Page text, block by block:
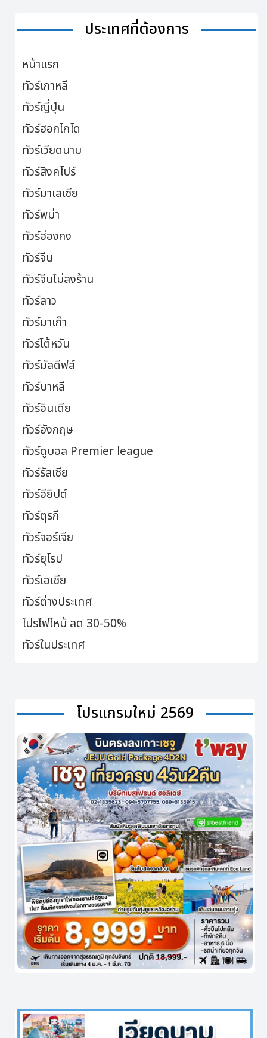
ประเทศที่ต้องการ
หน้าแรก
ทัวร์เกาหลี
ทัวร์ญี่ปุ่น
ทัวร์ฮอกไกโด
ทัวร์เวียดนาม
ทัวร์สิงคโปร์
ทัวร์มาเลเซีย
ทัวร์พม่า
ทัวร์ฮ่องกง
ทัวร์จีน
ทัวร์จีนไม่ลงร้าน
ทัวร์ลาว
ทัวร์มาเก๊า
ทัวร์ไต้หวัน
ทัวร์มัลดีฟส์
ทัวร์บาหลี
ทัวร์อินเดีย
ทัวร์อังกฤษ
ทัวร์ดูบอล Premier league
ทัวร์รัสเซีย
ทัวร์อียิปต์
ทัวร์ตุรกี
ทัวร์จอร์เจีย
ทัวร์ยุโรป
ทัวร์เอเชีย
ทัวร์ต่างประเทศ
โปรไฟไหม้ ลด 30-50%
ทัวร์ในประเทศ
โปรแกรมใหม่ 2569